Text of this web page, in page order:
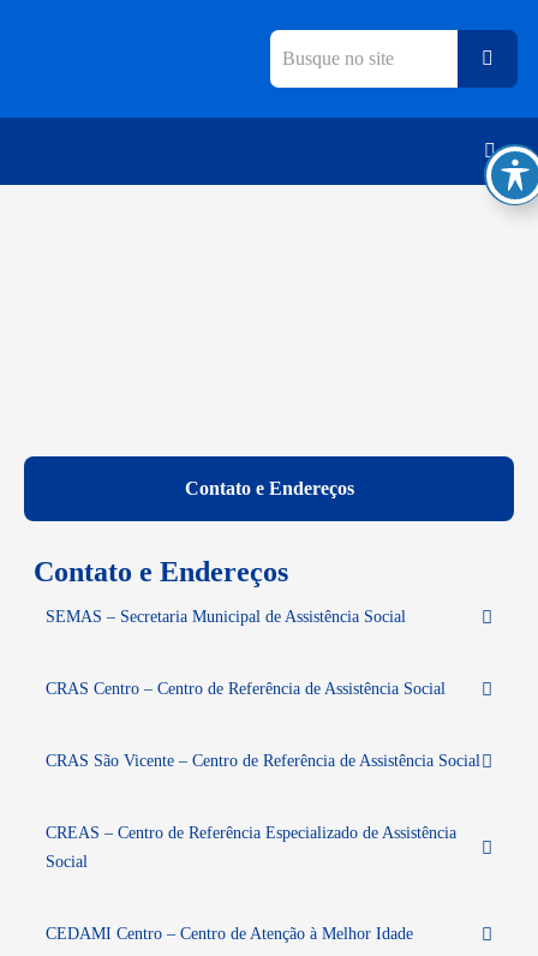
Contato e Endereços
Contato e Endereços
SEMAS – Secretaria Municipal de Assistência Social
CRAS Centro – Centro de Referência de Assistência Social
CRAS São Vicente – Centro de Referência de Assistência Social
CREAS – Centro de Referência Especializado de Assistência
Social
CEDAMI Centro – Centro de Atenção à Melhor Idade